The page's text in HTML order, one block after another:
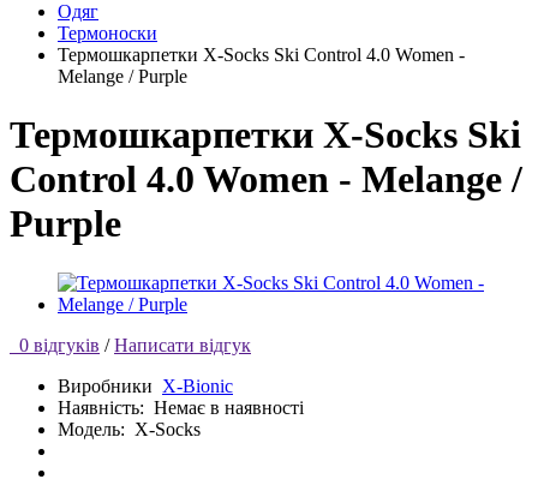
Одяг
Термоноски
Термошкарпетки X-Socks Ski Control 4.0 Women -
Melange / Purple
Термошкарпетки X-Socks Ski
Control 4.0 Women - Melange /
Purple
0 відгуків / Написати відгук
Виробники X-Bionic
Наявність: Немає в наявності
Модель: X-Socks